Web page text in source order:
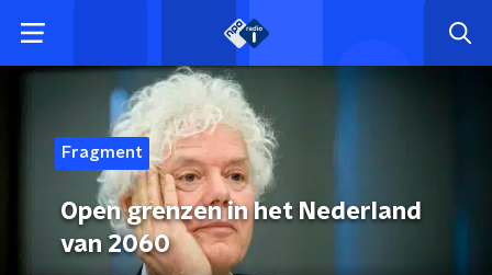
Fragment
Open grenzen in het Nederland
van 2060